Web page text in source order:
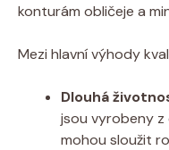
konturám obličeje a
Mezi hlavní výhody
Dlouhá
jsou vyrobeny
mohou sloužit